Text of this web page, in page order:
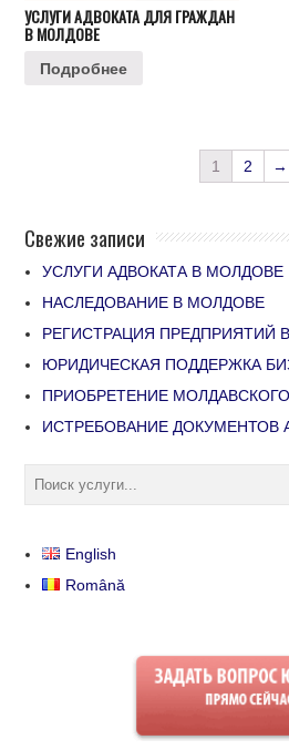
УСЛУГИ АДВОКАТА ДЛЯ ГРАЖДАН
В МОЛДОВЕ
Подробнее
1 2 →
Свежие записи
УСЛУГИ АДВОКАТА В МОЛДОВЕ
НАСЛЕДОВАНИЕ В МОЛДОВЕ
РЕГИСТРАЦИЯ ПРЕДПРИЯТИЙ
ЮРИДИЧЕСКАЯ ПОДДЕРЖКА
ПРИОБРЕТЕНИЕ
ИСТРЕБОВАНИЕ ДОКУМЕНТОВ
English
Română